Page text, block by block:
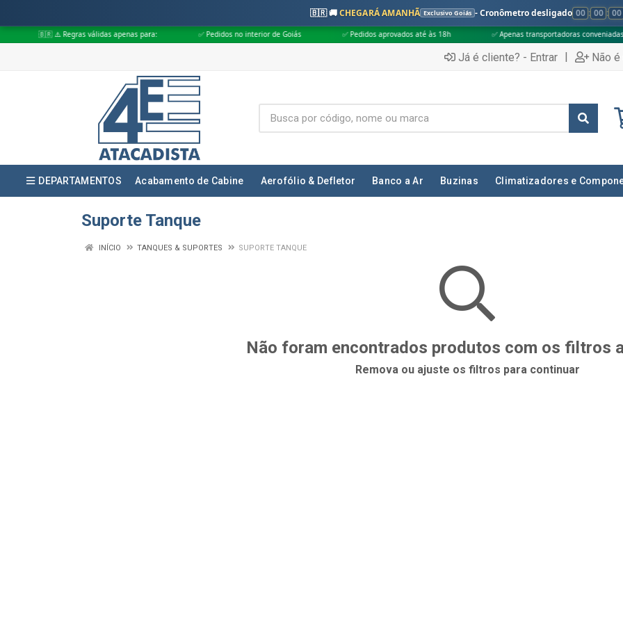
🇧🇷 🚚CHEGARÁ AMANHÃ Exclusivo Goiás - Cronômetro desligado 00 : 00 : 00
válidas apenas para: ✅ Pedidos no interior de Goiás ✅ Pedidos aprovados até às 18h ✅ Apenas transportadoras conveniadas (Grupo G5)
Já é cliente? - Entrar | Não
DEPARTAMENTOS Acabamento de Cabine Aerofólio & Defletor Banco a Ar Buzinas Climatizadores e
Suporte Tanque
INÍCIO TANQUES & SUPORTES SUPORTE TANQUE
Não foram encontrados produtos com os filtros
Remova ou ajuste os filtros para continuar